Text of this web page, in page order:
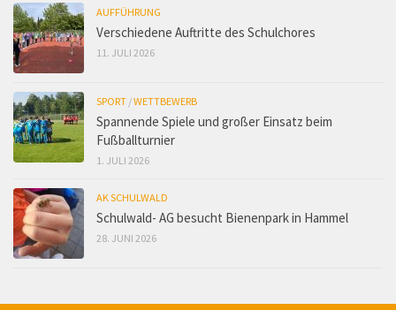
AUFFÜHRUNG
Verschiedene Auftritte des Schulchores
11. JULI 2026
SPORT /WETTBEWERB
Spannende Spiele und großer Einsatz beim
Fußballturnier
1. JULI 2026
AK SCHULWALD
Schulwald- AG besucht Bienenpark in Hammel
28. JUNI 2026